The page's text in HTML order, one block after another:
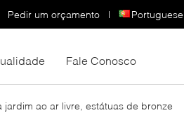
Portuguese
Pedir um orçamento |
Fale Conosco
ao ar livre, estátuas de bronze